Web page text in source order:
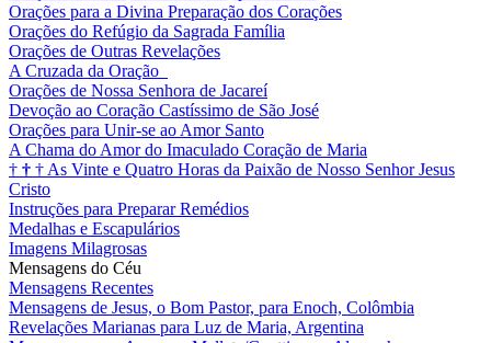
Orações para a Divina Preparação dos Corações
Orações do Refúgio da Sagrada Família
Orações de Outras Revelações
A Cruzada da Oração
Orações de Nossa Senhora de Jacareí
Devoção ao Coração Castíssimo de São José
Orações para Unir-se ao Amor Santo
A Chama do Amor do Imaculado Coração de Maria
† † † As Vinte e Quatro Horas da Paixão de Nosso Senhor Jesus
Cristo
Instruções para Preparar Remédios
Medalhas e Escapulários
Imagens Milagrosas
Mensagens do Céu
Mensagens Recentes
Mensagens de Jesus, o Bom Pastor, para Enoch, Colômbia
Revelações Marianas para Luz de Maria, Argentina